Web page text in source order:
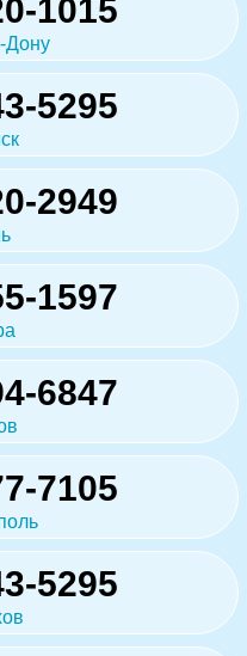
1015
Дону
5295
2949
1597
6847
7105
5295